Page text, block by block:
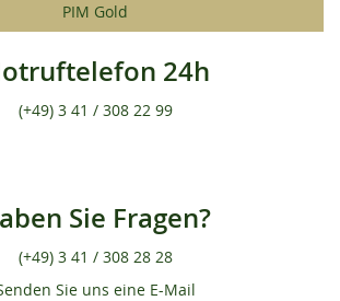
PIM Gold
24h
(+49) 3 41 / 308 22 99
Sie Fragen?
(+49) 3 41 / 308 28 28
Sie uns eine E-Mail